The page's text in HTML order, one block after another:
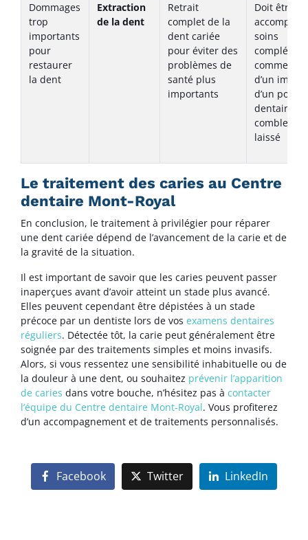
Dommages
trop
importants
pour
restaurer
la dent
Extraction
de la dent
Retrait
complet de la
dent cariée
pour éviter des
problèmes de
santé plus
importants
Doit être
soins
comme la
d’un
d’un pont
dentaire
combler
laissé
Le traitement des caries au Centre
dentaire Mont-Royal
En conclusion, le traitement à privilégier pour réparer
une dent cariée dépend de l’avancement de la carie et de
la gravité de la situation.
Il est important de savoir que les caries peuvent passer
inaperçues avant d’avoir atteint un stade plus avancé.
Elles peuvent cependant être dépistées à un stade
précoce par un dentiste lors de vos examens dentaires
réguliers. Détectée tôt, la carie peut généralement être
soignée par des traitements simples et moins invasifs.
Alors, si vous ressentez une sensibilité inhabituelle ou de
la douleur à une dent, ou souhaitez prévenir l’apparition
de caries dans votre bouche, n’hésitez pas à contacter
l’équipe du Centre dentaire Mont-Royal. Vous profiterez
d’un accompagnement et de traitements personnalisés.
Facebook Twitter LinkedIn